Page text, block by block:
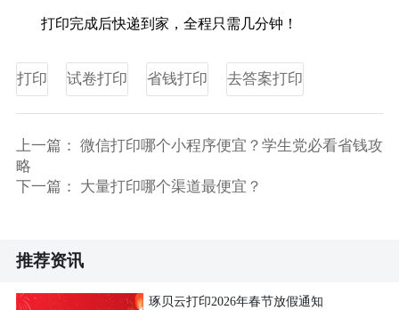
打印完成后快递到家，全程只需几分钟！
打印 试卷打印 省钱打印 去答案打印
上一篇： 微信打印哪个小程序便宜？学生党必看省钱攻
略
下一篇： 大量打印哪个渠道最便宜？
推荐资讯
琢贝云打印2026年春节放假通知